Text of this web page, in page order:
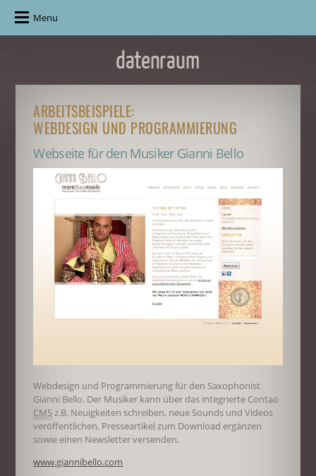
Menu
ARBEITSBEISPIELE:
WEBDESIGN UND PROGRAMMIERUNG
Webseite für den Musiker Gianni Bello
Webdesign und Programmierung für den Saxophonist
Gianni Bello. Der Musiker kann über das integrierte Contao
CMSz.B. Neuigkeiten schreiben, neue Sounds und Videos
veröffentlichen, Presseartikel zum Download ergänzen
sowie einen Newsletter versenden.
www.giannibello.com